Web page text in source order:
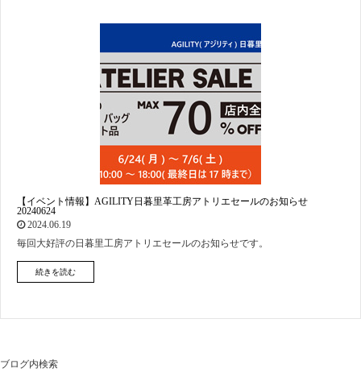
【イベント情報】AGILITY日暮里革工房アトリエセールのお知らせ
20240624
2024.06.19
毎回大好評の日暮里工房アトリエセールのお知らせです。
続きを読む
ブログ内検索